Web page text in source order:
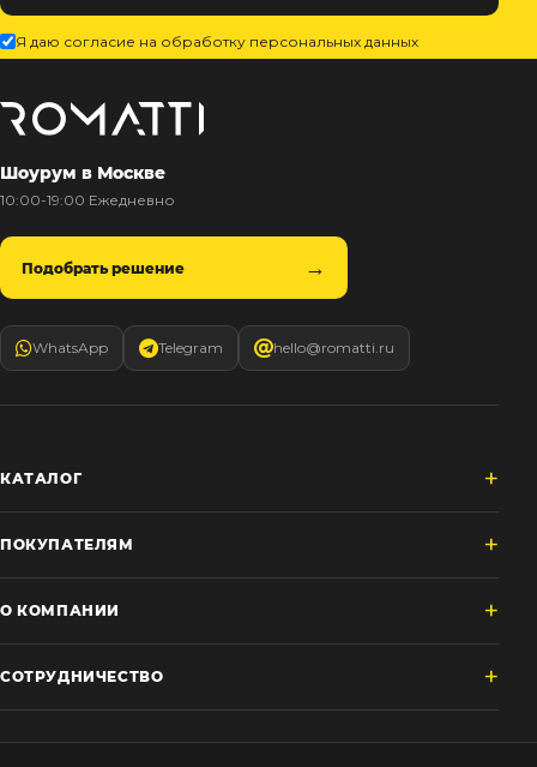
Я даю согласие на обработку персональных данных
Шоурум в Москве
10:00-19:00 Ежедневно
Подобрать решение
WhatsApp Telegram hello@romatti.ru
КАТАЛОГ
ПОКУПАТЕЛЯМ
О КОМПАНИИ
СОТРУДНИЧЕСТВО